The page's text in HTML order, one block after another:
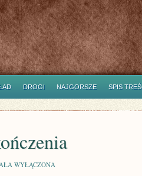
DROGI NAJGORSZE SPIS
WYŁĄCZONA